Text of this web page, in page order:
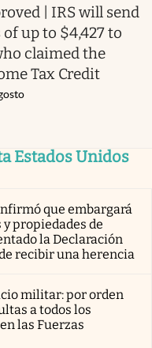
| IRS will send
up to $4,427 to
claimed the
Tax Credit
Estados Unidos
que embargará
propiedades de
la Declaración
recibir una herencia
militar: por orden
a todos los
las Fuerzas